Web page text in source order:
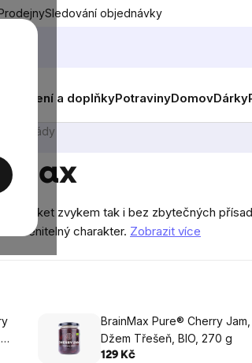
Sledování objednávky
Oblečení a doplňkyPotravinyDomovDárky
zvykem tak i bez zbytečných
charakter. Zobrazit více
BrainMax Pure® Cherry Jam,
Džem Třešeň, BIO, 270 g
129 Kč